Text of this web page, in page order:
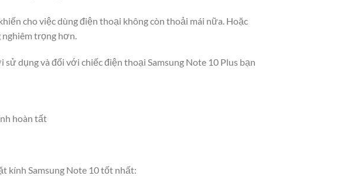
cho việc dùng điện thoại không còn thoải mái nữa. Hoặc
trọng hơn.
dụng và đối với chiếc điện thoại Samsung Note 10 Plus bạn
hoàn tất
kính Samsung Note 10 tốt nhất: